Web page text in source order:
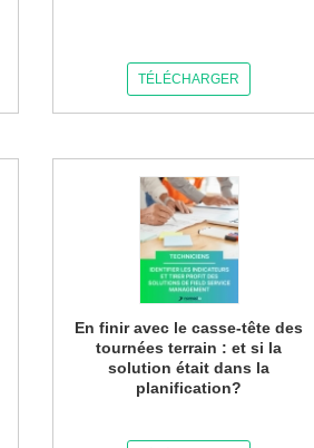
TÉLÉCHARGER
En finir avec le casse-tête des
tournées terrain : et si la
solution était dans la
planification?